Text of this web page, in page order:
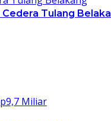
Tulang